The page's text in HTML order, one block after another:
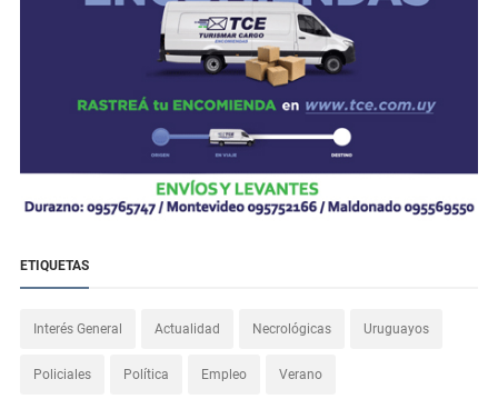
ETIQUETAS
Interés General Actualidad Necrológicas Uruguayos
Policiales Política Empleo Verano